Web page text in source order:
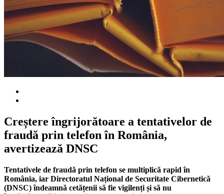
Creștere îngrijorătoare a tentativelor de
fraudă prin telefon în România,
avertizează DNSC
Tentativele de fraudă prin telefon se multiplică rapid în
România, iar Directoratul Național de Securitate Cibernetică
(DNSC) îndeamnă cetățenii să fie vigilenți și să nu